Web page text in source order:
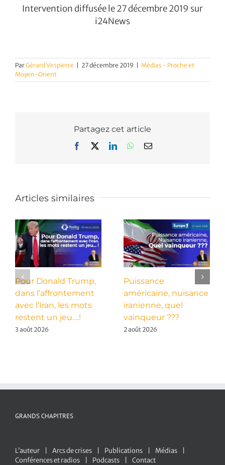
Intervention diffusée le 27 décembre 2019 sur
i24News
ParGérard Vespierre 27 décembre 2019
Médias - Proche et
Moyen-Orient
Partagez cet article
Facebook LinkedInWhatsApp
Email
Articles similaires
Pour Donald Trump,
dans l’affrontement
avec l’Iran, les mots
restent un jeu….!
3 août 2026
Puissance
américaine, nuisance
iranienne, quel
vainqueur ???
2 août 2026
GRANDS CHAPITRES
L’auteur Arcs de crises Publications
Médias
Conférences et radios
Podcasts Contact